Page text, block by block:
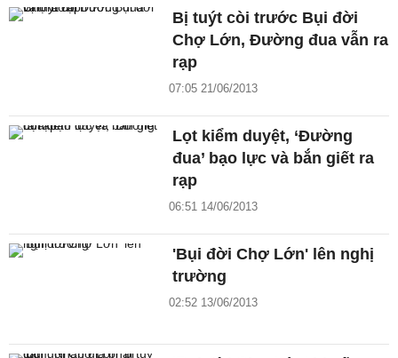
Bị tuýt còi trước Bụi đời
Chợ Lớn, Đường đua vẫn ra
rạp
07:05 21/06/2013
Lọt kiểm duyệt, ‘Đường
đua’ bạo lực và bắn giết ra
rạp
06:51 14/06/2013
'Bụi đời Chợ Lớn' lên nghị
trường
02:52 13/06/2013